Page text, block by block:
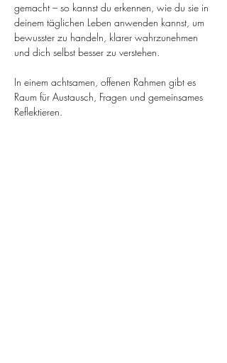
gemacht – so kannst du erkennen, wie du sie in
deinem täglichen Leben anwenden kannst, um
bewusster zu handeln, klarer wahrzunehmen
und dich selbst besser zu verstehen.
In einem achtsamen, offenen Rahmen gibt es
Raum für Austausch, Fragen und gemeinsames
Reflektieren.